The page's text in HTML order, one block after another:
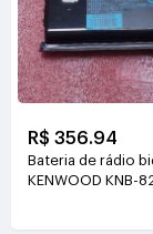
R$ 356.94
Bateria de rádio
KENWOOD KNB-